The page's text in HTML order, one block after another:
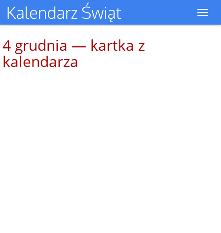
4 grudnia — kartka z
kalendarza